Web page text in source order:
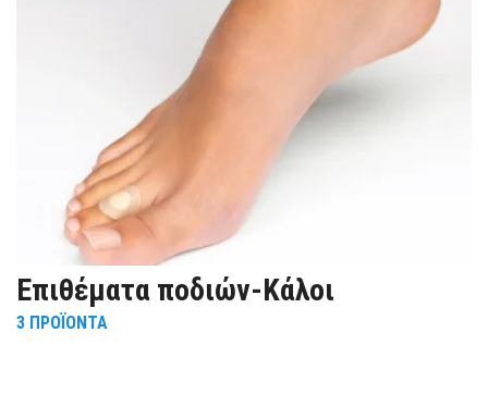
Eπιθέματα ποδιών-Κάλοι
3 ΠΡΟΪΌΝΤΑ